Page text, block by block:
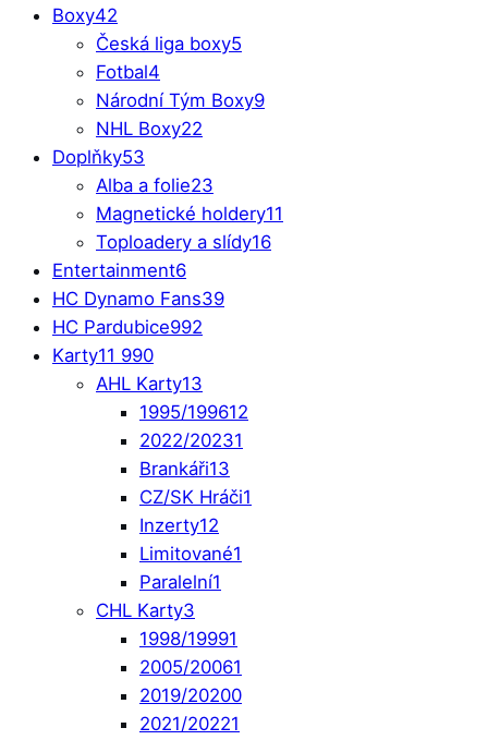
Boxy42
Česká liga boxy5
Fotbal4
Národní Tým Boxy9
NHL Boxy22
Doplňky53
Alba a folie23
Magnetické holdery11
Toploadery a slídy16
Entertainment6
HC Dynamo Fans39
HC Pardubice992
Karty11 990
AHL Karty13
1995/199612
2022/20231
Brankáři13
CZ/SK Hráči1
Inzerty12
Limitované1
Paralelní1
CHL Karty3
1998/19991
2005/20061
2019/20200
2021/20221